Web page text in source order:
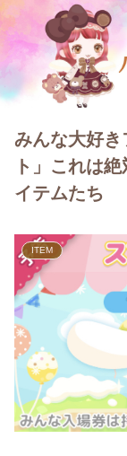
みんな大好
ト」これは
イテムたち
ITEM